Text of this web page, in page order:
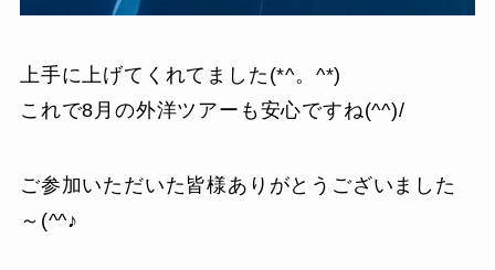
上手に上げてくれてました(*^。^*)
これで8月の外洋ツアーも安心ですね(^^)/
ご参加いただいた皆様ありがとうございました
～(^^♪